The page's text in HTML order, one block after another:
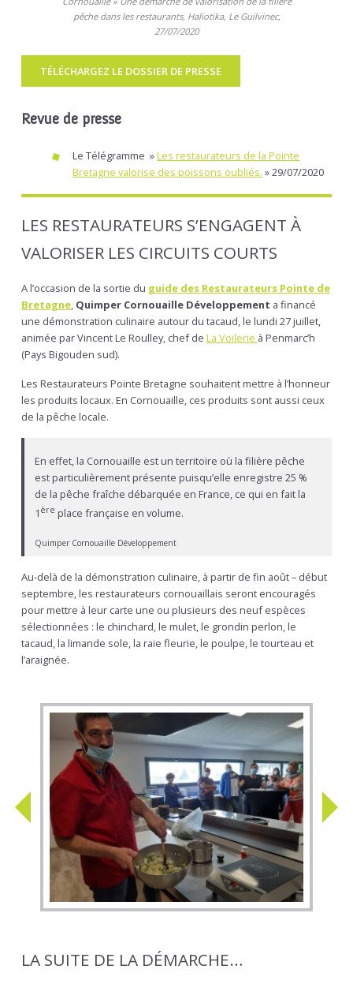
pêche dans les restaurants, Haliotika, Le Guilvinec,
27/07/2020
TÉLÉCHARGEZ LE DOSSIER DE PRESSE
Revue de presse
Le Télégramme »Les restaurateurs de la Pointe
Bretagne valorise des poissons oubliés. » 29/07/2020
LES RESTAURATEURS S’ENGAGENT À
VALORISER LES CIRCUITS COURTS
A l’occasion de la sortie du guide des Restaurateurs Pointe de
Bretagne, Quimper Cornouaille Développement a financé
une démonstration culinaire autour du tacaud, le lundi 27 juillet,
animée par Vincent Le Roulley, chef de La Voilerie à Penmarc’h
(Pays Bigouden sud).
Les Restaurateurs Pointe Bretagne souhaitent mettre à l’honneur
les produits locaux. En Cornouaille, ces produits sont aussi ceux
de la pêche locale.
En effet, la Cornouaille est un territoire où la filière pêche
est particulièrement présente puisqu’elle enregistre 25 %
de la pêche fraîche débarquée en France, ce qui en fait la
1 ère place française en volume.
Quimper Cornouaille Développement
Au-delà de la démonstration culinaire, à partir de fin août – début
septembre, les restaurateurs cornouaillais seront encouragés
pour mettre à leur carte une ou plusieurs des neuf espèces
sélectionnées : le chinchard, le mulet, le grondin perlon, le
tacaud, la limande sole, la raie fleurie, le poulpe, le tourteau et
l’araignée.
PREVIOUS
LA SUITE DE LA DÉMARCHE…